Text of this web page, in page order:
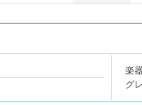
楽
グ